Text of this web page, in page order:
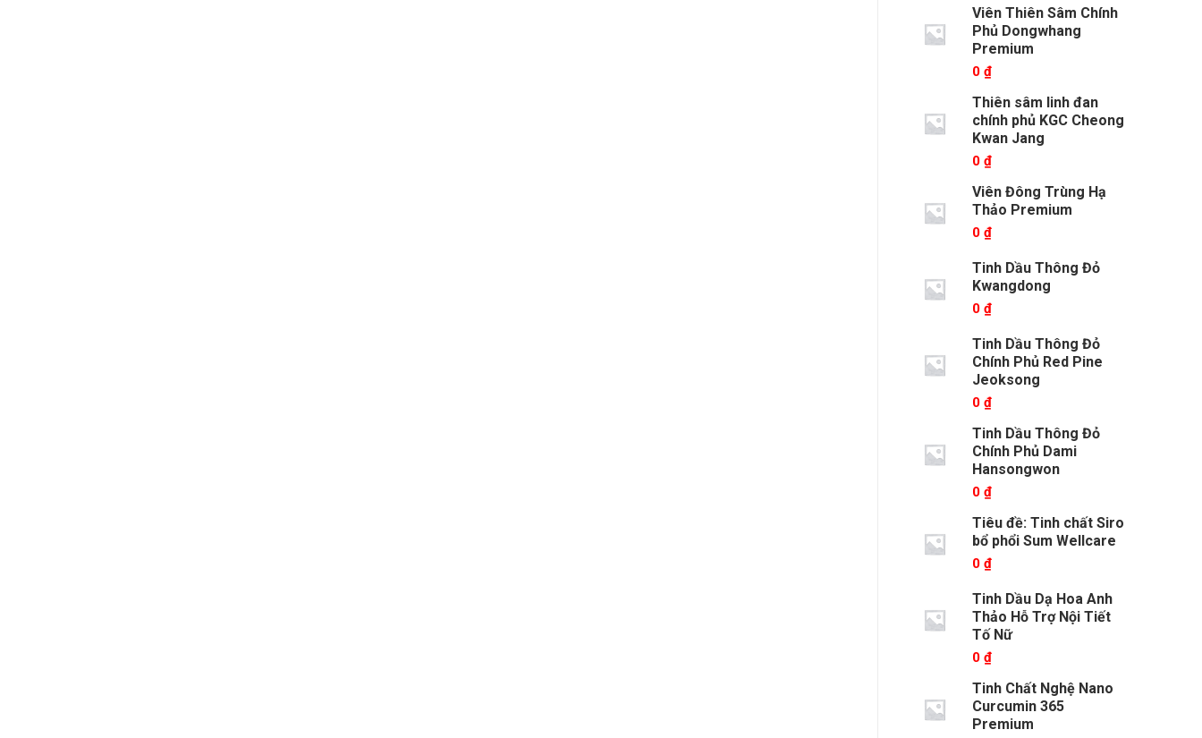
Viên Thiên Sâm Chính
Phủ Dongwhang
Premium
0 ₫
Thiên sâm linh đan
chính phủ KGC Cheong
Kwan Jang
0 ₫
Viên Đông Trùng Hạ
Thảo Premium
0 ₫
Tinh Dầu Thông Đỏ
Kwangdong
0 ₫
Tinh Dầu Thông Đỏ
Chính Phủ Red Pine
Jeoksong
0 ₫
Tinh Dầu Thông Đỏ
Chính Phủ Dami
Hansongwon
0 ₫
Tiêu đề: Tinh chất Siro
bổ phổi Sum Wellcare
0 ₫
Tinh Dầu Dạ Hoa Anh
Thảo Hỗ Trợ Nội Tiết
Tố Nữ
0 ₫
Tinh Chất Nghệ Nano
Curcumin 365
Premium